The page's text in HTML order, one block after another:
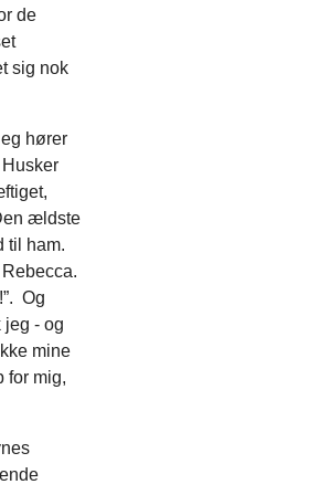
de
sig nok
hører
ældste
til ham.
Og
jeg - og
mine
for mig,